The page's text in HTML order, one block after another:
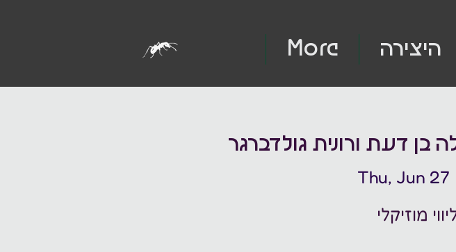
היצירה More
בן דעת ורונית גולדברגר
Thu, Jun 27
מוזיקלי